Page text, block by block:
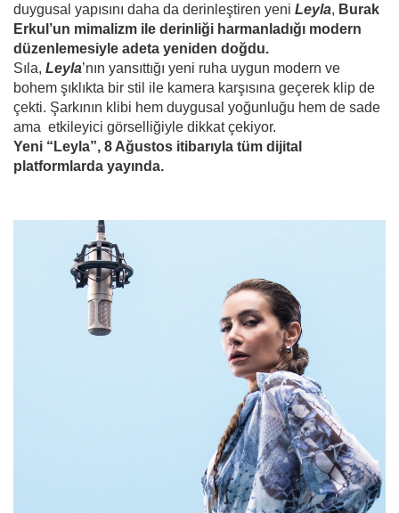
duygusal yapısını daha da derinleştiren yeni Leyla, Burak
Erkul’un mimalizm ile derinliği harmanladığı modern
düzenlemesiyle adeta yeniden doğdu.
Sıla, Leyla’nın yansıttığı yeni ruha uygun modern ve
bohem şıklıkta bir stil ile kamera karşısına geçerek klip de
çekti. Şarkının klibi hem duygusal yoğunluğu hem de sade
ama etkileyici görselliğiyle dikkat çekiyor.
Yeni “Leyla”, 8 Ağustos itibarıyla tüm dijital
platformlarda yayında.